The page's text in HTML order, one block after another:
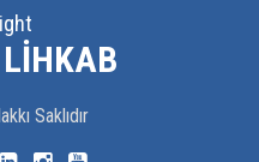
Saklıdır